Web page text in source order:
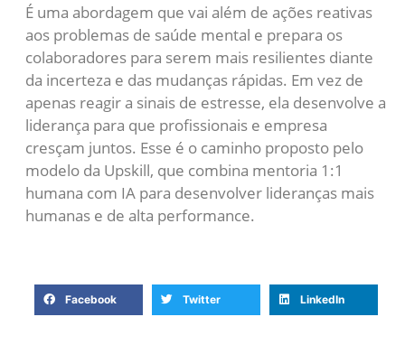
É uma abordagem que vai além de ações reativas
aos problemas de saúde mental e prepara os
colaboradores para serem mais resilientes diante
da incerteza e das mudanças rápidas. Em vez de
apenas reagir a sinais de estresse, ela desenvolve a
liderança para que profissionais e empresa
cresçam juntos. Esse é o caminho proposto pelo
modelo da Upskill, que combina mentoria 1:1
humana com IA para desenvolver lideranças mais
humanas e de alta performance.
Facebook Twitter LinkedIn